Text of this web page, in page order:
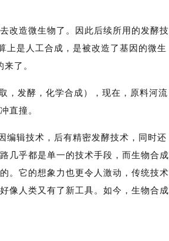
改造微生物了。因此后续所用的发酵技
上是人工合成，是被改造了基因的微生
了。
，发酵，化学合成），现在，原料河流
直撞。
编辑技术，后有精密发酵技术，同时还
几乎都是单一的技术手段，而生物合成
。它的想象力也更令人激动，传统技术
像人类又有了新工具。如今，生物合成